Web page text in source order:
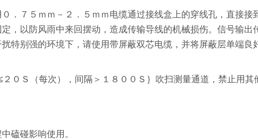
．７５ｍｍ－２．５ｍｍ电缆通过接线盒上的穿线孔，直接接
，以防风雨中来回摆动，造成传输导线的机械损伤。信号输出
特别强的环境下，请使用带屏蔽双芯电缆，并将屏蔽层单端良
０Ｓ（每次），间隔＞１８００Ｓ｝吹扫测量通道，禁止用其
磕碰影响使用。